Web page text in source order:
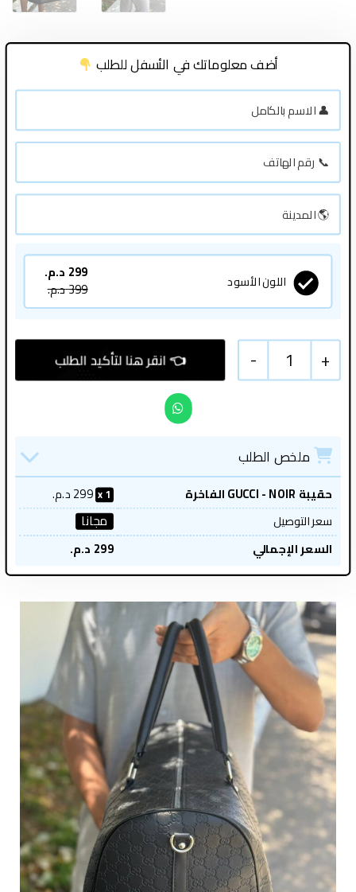
أضف معلوماتك في الأسفل للطلب
اللون الأسود 299 د.م.
399د.م.
+
1
-
ملخص الطلب
حقيبة GUCCI - NOIR الفاخرة 1
299د.م.
سعر التوصيل
مجانا
السعر الإجمالي 299 د.م.